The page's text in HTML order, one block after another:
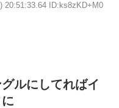
20:51:33.64 ID:ks8zKD+M0
ルにしてればイ